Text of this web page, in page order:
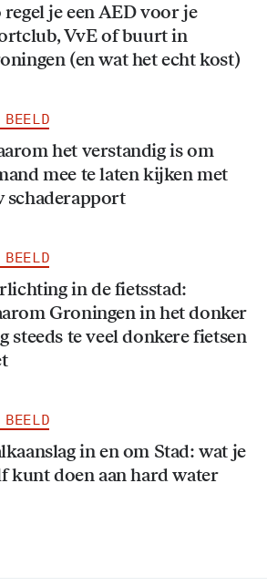
regel je een AED voor je
VvE of buurt in
(en wat het echt kost)
het verstandig is om
mee te laten kijken met
schaderapport
in de fietsstad:
Groningen in het donker
steeds te veel donkere fietsen
in en om Stad: wat je
kunt doen aan hard water